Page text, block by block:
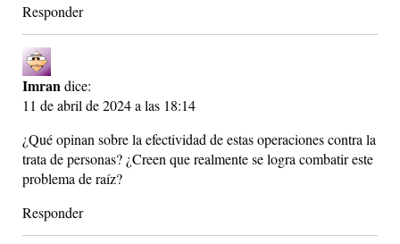
Responder
Imrandice:
11 de abril de 2024 a las 18:14
¿Qué opinan sobre la efectividad de estas operaciones contra la
trata de personas? ¿Creen que realmente se logra combatir este
problema de raíz?
Responder